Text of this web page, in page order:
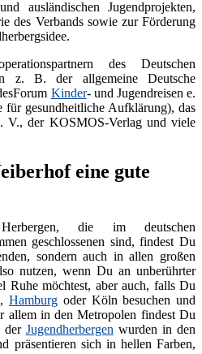
ausländischen Jugendprojekten,
des Verbands sowie zur Förderung
des Deutschen
z. B. der allgemeine Deutsche
Kinder- und Jugendreisen e.
gesundheitliche Aufklärung), das
V., der KOSMOS-Verlag und viele
eine gute
die im deutschen
geschlossenen sind, findest Du
sondern auch in allen großen
nutzen, wenn Du an unberührter
Ruhe möchtest, aber auch, falls Du
Hamburg oder Köln besuchen und
allem in den Metropolen findest Du
der Jugendherbergenwurden in den
präsentieren sich in hellen Farben,